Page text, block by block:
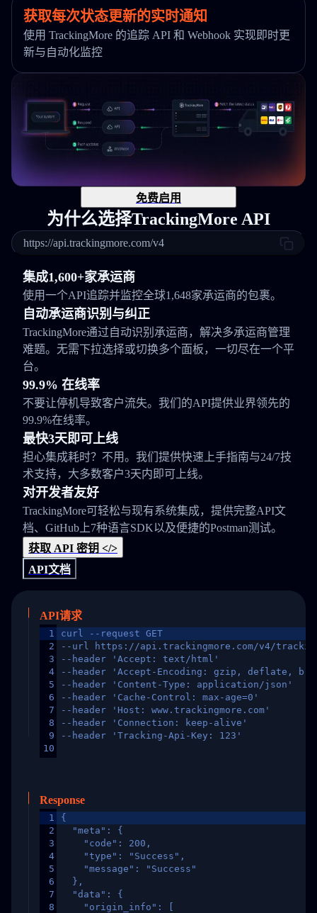
获取每次状态更新的实时通知
使用 TrackingMore 的追踪 API 和 Webhook 实现即时更
新与自动化监控
免费启用
为什么选择TrackingMore API
https://api.trackingmore.com/v4
集成1,600+家承运商
使用一个API追踪并监控全球1,648家承运商的包裹。
自动承运商识别与纠正
TrackingMore通过自动识别承运商，解决多承运商管理
难题。无需下拉选择或切换多个面板，一切尽在一个平
台。
99.9% 在线率
不要让停机导致客户流失。我们的API提供业界领先的
99.9%在线率。
最快3天即可上线
担心集成耗时？不用。我们提供快速上手指南与24/7技
术支持，大多数客户3天内即可上线。
对开发者友好
TrackingMore可轻松与现有系统集成，提供完整API文
档、GitHub上7种语言SDK以及便捷的Postman测试。
获取 API 密钥 </>
API文档
API请求
1
2
3
4
5
6
7
8
9
10
curl --request GET
--url https://api.trackingmore.com/v4/trackings/
--header 'Accept: text/html'
--header 'Accept-Encoding: gzip, deflate,
--header 'Content-Type: application/json'
--header 'Cache-Control: max-age=0'
--header 'Host: www.trackingmore.com'
--header 'Connection: keep-alive'
--header 'Tracking-Api-Key: 123'
Response
1
2
3
4
5
6
7
8
{
  "meta": {
    "code": 200,
    "type": "Success",
    "message": "Success"
  },
  "data": {
    "origin_info": [